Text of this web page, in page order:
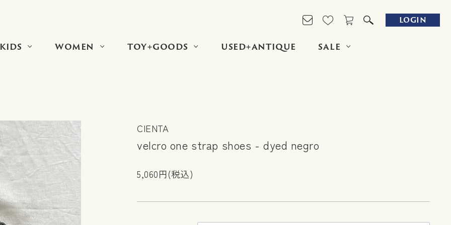
LOGIN
WOMEN TOY+GOODS USED+ANTIQUE SALE
CIENTA
velcro one strap shoes - dyed negro
5,060円(税込)